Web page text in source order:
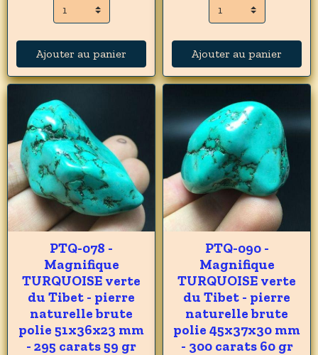
Ajouter au panier Ajouter au panier
PTQ-078 -
Magnifique
TURQUOISE verte
du Tibet - pierre
naturelle brute
polie 51x36x23 mm
- 295 carats 59 gr
PTQ-090 -
Magnifique
TURQUOISE verte
du Tibet - pierre
naturelle brute
polie 45x37x30 mm
- 300 carats 60 gr